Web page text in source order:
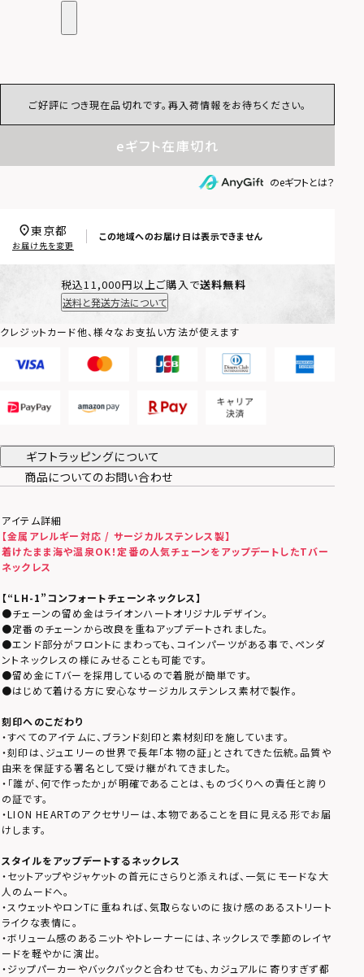
ご好評につき現在品切れです。再入荷情報をお待ちください。
eギフト在庫切れ
のeギフトとは？
この地域へのお届け日は表示できません
東京都
お届け先を変更
税込11,000円以上ご購入で送料無料
送料と発送方法について
クレジットカード他、様々なお支払い方法が使えます
ギフトラッピングについて
商品についてのお問い合わせ
アイテム詳細
【金属アレルギー対応 / サージカルステンレス製】
着けたまま海や温泉OK！定番の人気チェーンをアップデートしたTバー
ネックレス
【“LH-1”コンフォートチェーンネックレス】
●チェーンの留め金はライオンハートオリジナルデザイン。
●定番のチェーンから改良を重ねアップデートされました。
●エンド部分がフロントにまわっても、コインパーツがある事で、ペンダ
ントネックレスの様にみせることも可能です。
●留め金にTバーを採用しているので着脱が簡単です。
●はじめて着ける方に安心なサージカルステンレス素材で製作。
刻印へのこだわり
・すべてのアイテムに、ブランド刻印と素材刻印を施しています。
・刻印は、ジュエリーの世界で長年「本物の証」とされてきた伝統。品質や
由来を保証する署名として受け継がれてきました。
・「誰が、何で作ったか」が明確であることは、ものづくりへの責任と誇り
の証です。
・LION HEARTのアクセサリーは、本物であることを目に見える形でお届
けします。
スタイルをアップデートするネックレス
・セットアップやジャケットの首元にさらりと添えれば、一気にモードな大
人のムードへ。
・スウェットやロンTに重ねれば、気取らないのに抜け感のあるストリート
ライクな表情に。
・ボリューム感のあるニットやトレーナーには、ネックレスで季節のレイヤ
ードを軽やかに演出。
・ジップパーカーやバックパックと合わせても、カジュアルに寄りすぎず都